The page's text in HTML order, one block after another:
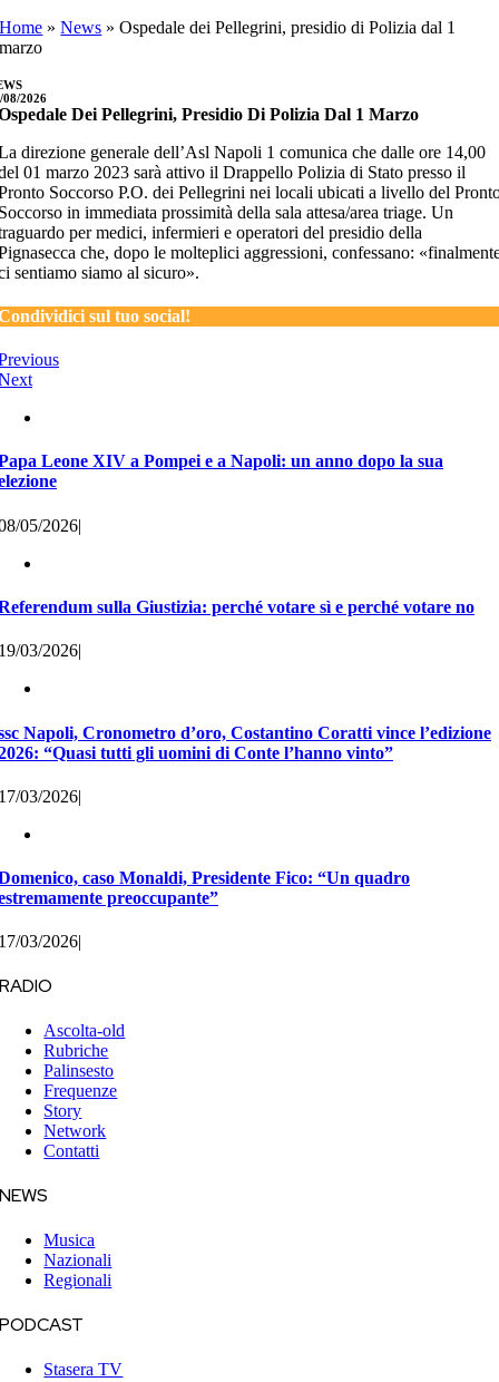
Home »News »Ospedale dei Pellegrini, presidio di Polizia dal 1
marzo
08/2026
Dei Pellegrini, Presidio Di Polizia Dal 1 Marzo
direzione generale dell’Asl Napoli 1 comunica che dalle ore 14,00
01 marzo 2023 sarà attivo il Drappello Polizia di Stato presso il
Soccorso P.O. dei Pellegrini nei locali ubicati a livello del
in immediata prossimità della sala attesa/area triage. Un
per medici, infermieri e operatori del presidio della
che, dopo le molteplici aggressioni, confessano:
sentiamo siamo al sicuro».
sul tuo social!
Leone XIV a Pompei e a Napoli: un anno dopo la sua
05/2026|
sulla Giustizia: perché votare sì e perché votare no
03/2026|
Napoli, Cronometro d’oro, Costantino Coratti vince l’edizione
“Quasi tutti gli uomini di Conte l’hanno vinto”
03/2026|
caso Monaldi, Presidente Fico: “Un quadro
preoccupante”
03/2026|
RADIO
Ascolta-old
Rubriche
Palinsesto
Frequenze
Story
Network
Contatti
NEWS
Musica
Nazionali
Regionali
PODCAST
Stasera TV